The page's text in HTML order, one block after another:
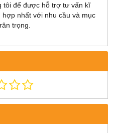
tôi để được hỗ trợ tư vấn kĩ
nhất với nhu cầu và mục
trọng.